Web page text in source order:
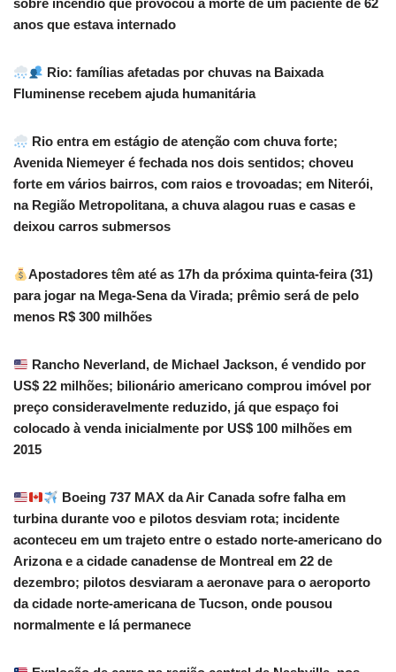
sobre incêndio que provocou a morte de um paciente de 62
anos que estava internado
Rio: famílias afetadas por chuvas na Baixada
Fluminense recebem ajuda humanitária
Rio entra em estágio de atenção com chuva forte;
Avenida Niemeyer é fechada nos dois sentidos; choveu
forte em vários bairros, com raios e trovoadas; em Niterói,
na Região Metropolitana, a chuva alagou ruas e casas e
deixou carros submersos
Apostadores têm até as 17h da próxima quinta-feira (31)
para jogar na Mega-Sena da Virada; prêmio será de pelo
menos R$ 300 milhões
Rancho Neverland, de Michael Jackson, é vendido por
US$ 22 milhões; bilionário americano comprou imóvel por
preço consideravelmente reduzido, já que espaço foi
colocado à venda inicialmente por US$ 100 milhões em
2015
Boeing 737 MAX da Air Canada sofre falha em
turbina durante voo e pilotos desviam rota; incidente
aconteceu em um trajeto entre o estado norte-americano do
Arizona e a cidade canadense de Montreal em 22 de
dezembro; pilotos desviaram a aeronave para o aeroporto
da cidade norte-americana de Tucson, onde pousou
normalmente e lá permanece